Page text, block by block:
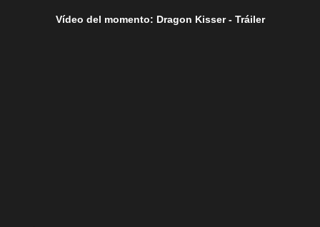
Vídeo del momento: Dragon Kisser - Tráiler